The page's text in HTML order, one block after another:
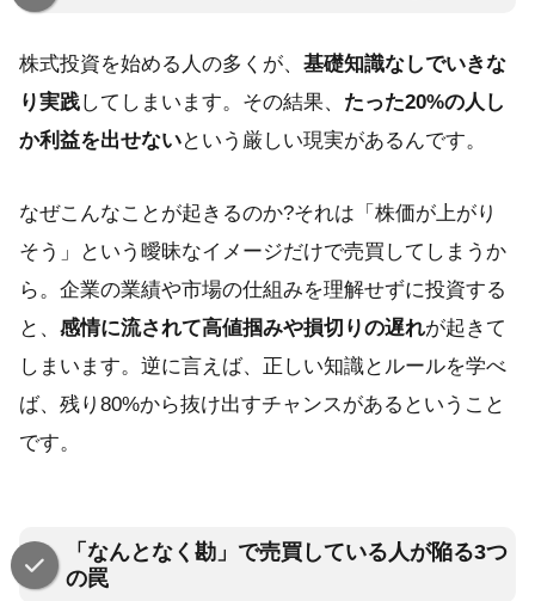
株式投資を始める人の多くが、 基礎知識なしでいきな
り実践してしまいます。その結果、 たった20%の人し
か利益を出せないという厳しい現実があるんです。
なぜこんなことが起きるのか?それは「株価が上がり
そう」という曖昧なイメージだけで売買してしまうか
ら。企業の業績や市場の仕組みを理解せずに投資する
と、 感情に流されて高値掴みや損切りの遅れが起きて
しまいます。逆に言えば、正しい知識とルールを学べ
ば、残り80%から抜け出すチャンスがあるということ
です。
「なんとなく勘」で売買している人が陥る3つ
の罠